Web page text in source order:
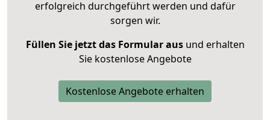
erfolgreich durchgeführt werden und dafür
sorgen wir.
Füllen Sie jetzt das Formular ausund erhalten
Sie kostenlose Angebote
Kostenlose Angebote erhalten